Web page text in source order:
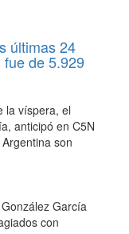
últimas 24
de 5.929
la víspera, el
anticipó en C5N
son
García
con